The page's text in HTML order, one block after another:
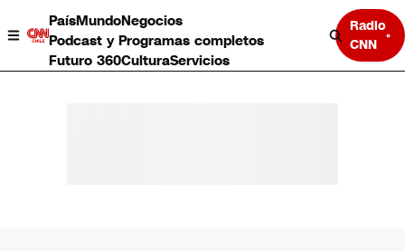
PaísMundoNegocios
Podcast y Programas completos
Futuro 360CulturaServicios
Radio
CNN